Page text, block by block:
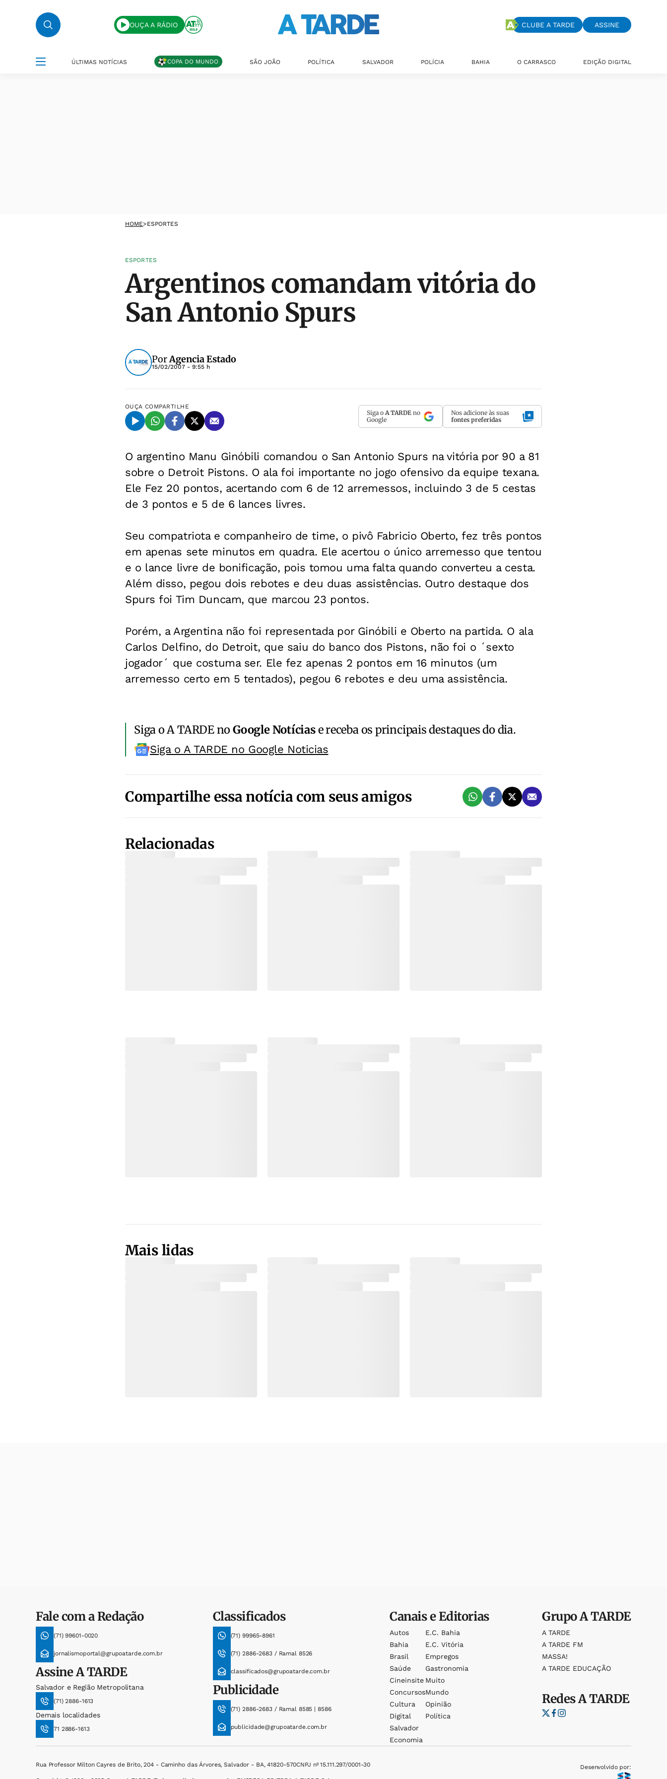
OUÇA A RÁDIO CLUBE A TARDE ASSINE
ÚLTIMAS NOTÍCIAS COPA DO MUNDO SÃO JOÃO POLÍTICA SALVADOR POLÍCIA BAHIA O CARRASCO EDIÇÃO DIGITAL
HOME>ESPORTES
ESPORTES
Argentinos comandam vitória do
San Antonio Spurs
PorAgencia Estado
15/02/2007 - 9:55 h
OUÇA COMPARTILHE
Siga o A TARDE no
Google
Nos adicione às suas
fontes preferidas
O argentino Manu Ginóbili comandou o San Antonio Spurs na vitória por 90 a 81
sobre o Detroit Pistons. O ala foi importante no jogo ofensivo da equipe texana.
Ele Fez 20 pontos, acertando com 6 de 12 arremessos, incluindo 3 de 5 cestas
de 3 pontos e 5 de 6 lances livres.
Seu compatriota e companheiro de time, o pivô Fabricio Oberto, fez três pontos
em apenas sete minutos em quadra. Ele acertou o único arremesso que tentou
e o lance livre de bonificação, pois tomou uma falta quando converteu a cesta.
Além disso, pegou dois rebotes e deu duas assistências. Outro destaque dos
Spurs foi Tim Duncam, que marcou 23 pontos.
Porém, a Argentina não foi representada por Ginóbili e Oberto na partida. O ala
Carlos Delfino, do Detroit, que saiu do banco dos Pistons, não foi o ´sexto
jogador´ que costuma ser. Ele fez apenas 2 pontos em 16 minutos (um
arremesso certo em 5 tentados), pegou 6 rebotes e deu uma assistência.
Siga o A TARDE noGoogle Notíciase receba os principais destaques do dia.
Siga o A TARDE no Google Noticias
Compartilhe essa notícia com seus amigos
Relacionadas
Mais lidas
Fale com a Redação
(71) 99601-0020
jornalismoportal@grupoatarde.com.br
AssineA TARDE
Salvador e Região Metropolitana
(71) 2886-1613
Demais localidades
71 2886-1613
Classificados
(71) 99965-8961
(71) 2886-2683 / Ramal 8526
classificados@grupoatarde.com.br
Publicidade
(71) 2886-2683 / Ramal 8585 | 8586
publicidade@grupoatarde.com.br
Canais e Editorias
Autos
Bahia
Brasil
Saúde
Cineinsite
Concursos
Cultura
Digital
Salvador
Economia
E.c. Bahia
E.c. Vitória
Empregos
Gastronomia
Muito
Mundo
Opinião
Política
GrupoA TARDE
A TARDE
A TARDE FM
MASSA!
A TARDE EDUCAÇÃO
RedesA TARDE
Rua Professor Milton Cayres de Brito, 204 - Caminho das Árvores, Salvador - BA, 41820-570CNPJ nº 15.111.297/0001-30 Desenvolvido por: